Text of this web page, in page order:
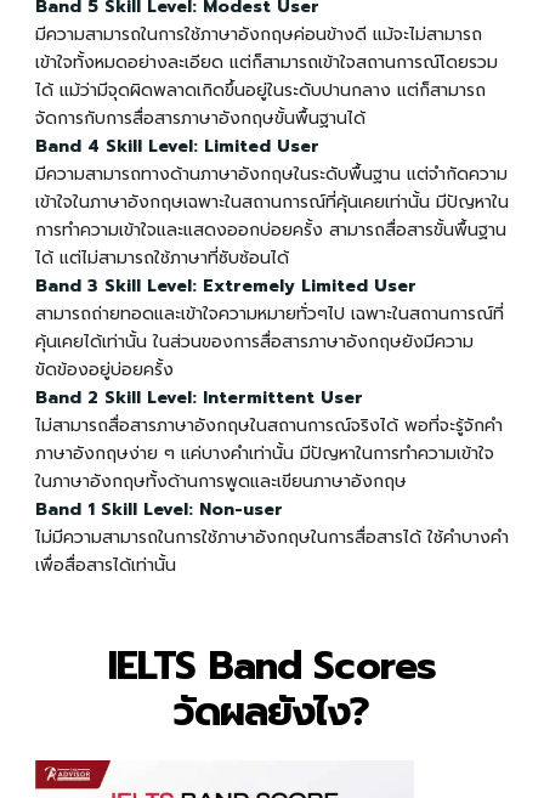
Band 5 Skill Level: Modest User
มีความสามารถในการใช้ภาษาอังกฤษค่อนข้างดี แม้จะไม่สามารถ
เข้าใจทั้งหมดอย่างละเอียด แต่ก็สามารถเข้าใจสถานการณ์โดยรวม
ได้ แม้ว่ามีจุดผิดพลาดเกิดขึ้นอยู่ในระดับปานกลาง แต่ก็สามารถ
จัดการกับการสื่อสารภาษาอังกฤษขั้นพื้นฐานได้
Band 4 Skill Level: Limited User
มีความสามารถทางด้านภาษาอังกฤษในระดับพื้นฐาน แต่จำกัดความ
เข้าใจในภาษาอังกฤษเฉพาะในสถานการณ์ที่คุ้นเคยเท่านั้น มีปัญหาใน
การทำความเข้าใจและแสดงออกบ่อยครั้ง สามารถสื่อสารขั้นพื้นฐาน
ได้ แต่ไม่สามารถใช้ภาษาที่ซับซ้อนได้
Band 3 Skill Level: Extremely Limited User
สามารถถ่ายทอดและเข้าใจความหมายทั่วๆไป เฉพาะในสถานการณ์ที่
คุ้นเคยได้เท่านั้น ในส่วนของการสื่อสารภาษาอังกฤษยังมีความ
ขัดข้องอยู่บ่อยครั้ง
Band 2 Skill Level: Intermittent User
ไม่สามารถสื่อสารภาษาอังกฤษในสถานการณ์จริงได้ พอที่จะรู้จักคำ
ภาษาอังกฤษง่าย ๆ แค่บางคำเท่านั้น มีปัญหาในการทำความเข้าใจ
ในภาษาอังกฤษทั้งด้านการพูดและเขียนภาษาอังกฤษ
Band 1 Skill Level: Non-user
ไม่มีความสามารถในการใช้ภาษาอังกฤษในการสื่อสารได้ ใช้คำบางคำ
เพื่อสื่อสารได้เท่านั้น
IELTS Band Scores
วัดผลยังไง?